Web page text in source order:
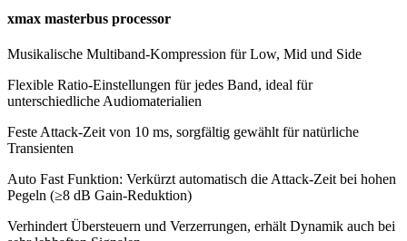
xmax masterbus processor
Musikalische Multiband-Kompression für Low, Mid und Side
Flexible Ratio-Einstellungen für jedes Band, ideal für
unterschiedliche Audiomaterialien
Feste Attack-Zeit von 10 ms, sorgfältig gewählt für natürliche
Transienten
Auto Fast Funktion: Verkürzt automatisch die Attack-Zeit bei hohen
Pegeln (≥8 dB Gain-Reduktion)
Verhindert Übersteuern und Verzerrungen, erhält Dynamik auch bei